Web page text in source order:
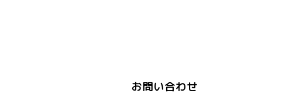
お問い合わせ